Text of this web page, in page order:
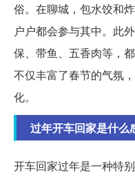
俗。在聊城，包水饺和
户户都会参与其中。此
保、带鱼、五香肉等，
不仅丰富了春节的气氛
化。
过年开车回家是什么
开车回家过年是一种特